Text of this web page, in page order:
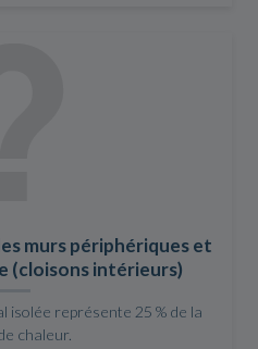
murs périphériques et
(cloisons intérieurs)
isolée représente 25 % de la
chaleur.